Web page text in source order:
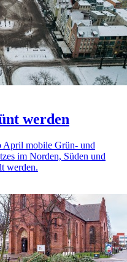
werden
April mobile Grün- und
im Norden, Süden und
werden.